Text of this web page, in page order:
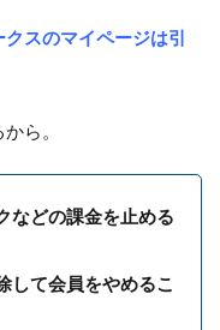
スのマイページは引
ら。
などの課金を止める
て会員をやめるこ